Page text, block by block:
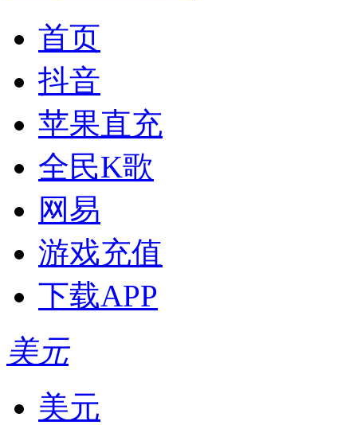
首页
抖音
苹果直充
全民K歌
网易
游戏充值
下载APP
美元
美元